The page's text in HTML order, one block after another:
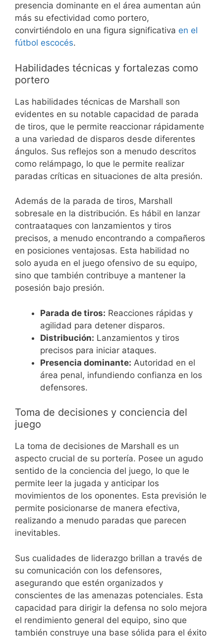
presencia dominante en el área aumentan aún
más su efectividad como portero,
convirtiéndolo en una figura significativa en el
fútbol escocés.
Habilidades técnicas y fortalezas como
portero
Las habilidades técnicas de Marshall son
evidentes en su notable capacidad de parada
de tiros, que le permite reaccionar rápidamente
a una variedad de disparos desde diferentes
ángulos. Sus reflejos son a menudo descritos
como relámpago, lo que le permite realizar
paradas críticas en situaciones de alta presión.
Además de la parada de tiros, Marshall
sobresale en la distribución. Es hábil en lanzar
contraataques con lanzamientos y tiros
precisos, a menudo encontrando a compañeros
en posiciones ventajosas. Esta habilidad no
solo ayuda en el juego ofensivo de su equipo,
sino que también contribuye a mantener la
posesión bajo presión.
Parada de tiros: Reacciones rápidas y
agilidad para detener disparos.
Distribución: Lanzamientos y tiros
precisos para iniciar ataques.
Presencia dominante: Autoridad en el
área penal, infundiendo confianza en los
defensores.
Toma de decisiones y conciencia del
juego
La toma de decisiones de Marshall es un
aspecto crucial de su portería. Posee un agudo
sentido de la conciencia del juego, lo que le
permite leer la jugada y anticipar los
movimientos de los oponentes. Esta previsión le
permite posicionarse de manera efectiva,
realizando a menudo paradas que parecen
inevitables.
Sus cualidades de liderazgo brillan a través de
su comunicación con los defensores,
asegurando que estén organizados y
conscientes de las amenazas potenciales. Esta
capacidad para dirigir la defensa no solo mejora
el rendimiento general del equipo, sino que
también construye una base sólida para el éxito